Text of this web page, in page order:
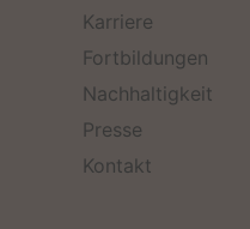
Karriere
Fortbildungen
Nachhaltigkeit
Presse
Kontakt